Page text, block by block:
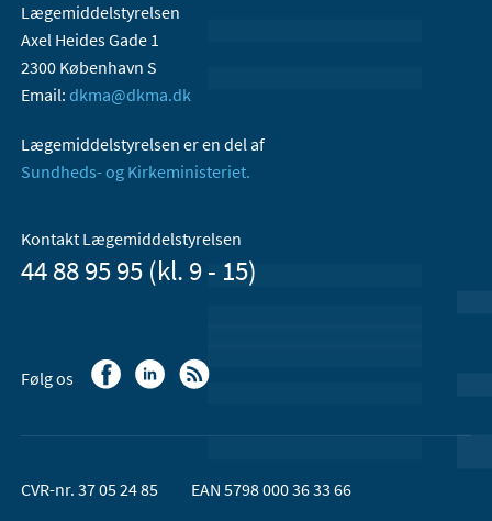
Lægemiddelstyrelsen
Axel Heides Gade 1
2300 København S
Email: dkma@dkma.dk
Lægemiddelstyrelsen er en del af
Sundheds- og Kirkeministeriet.
Kontakt Lægemiddelstyrelsen
44 88 95 95 (kl. 9 - 15)
Følg os
CVR-nr. 37 05 24 85 EAN 5798 000 36 33 66